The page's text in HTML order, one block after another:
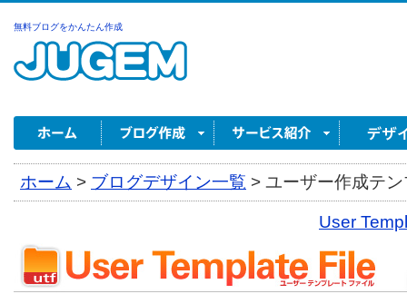
無料ブログをかんたん作成
ホーム > ブログデザイン一覧 > ユーザー作成テ
User